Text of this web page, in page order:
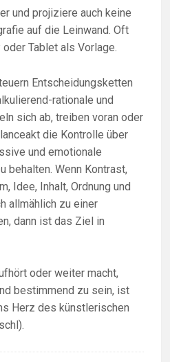
und projiziere auch keine
auf die Leinwand. Oft
Tablet als Vorlage.
Entscheidungsketten
rationale und
sich ab, treiben voran oder
die Kontrolle über
und emotionale
behalten. Wenn Kontrast,
Idee, Inhalt, Ordnung und
allmählich zu einer
dann ist das Ziel in
oder weiter macht,
bestimmend zu sein, ist
Herz des künstlerischen